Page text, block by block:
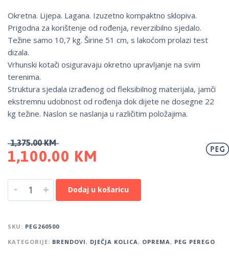
Okretna. Lijepa. Lagana. Izuzetno kompaktno sklopiva.
Prigodna za korištenje od rođenja, reverzibilno sjedalo.
Težine samo 10,7 kg. Širine 51 cm, s lakoćom prolazi test
dizala.
Vrhunski kotači osiguravaju okretno upravljanje na svim
terenima.
Struktura sjedala izrađenog od fleksibilnog materijala, jamči
ekstremnu udobnost od rođenja dok dijete ne dosegne 22
kg težine. Naslon se naslanja u različitim položajima.
1,375.00KM
1,100.00 KM
- + Dodaj u košaricu
SKU: PEG260500
KATEGORIJE: BRENDOVI, DJEČJA KOLICA, OPREMA, PEG PEREGO